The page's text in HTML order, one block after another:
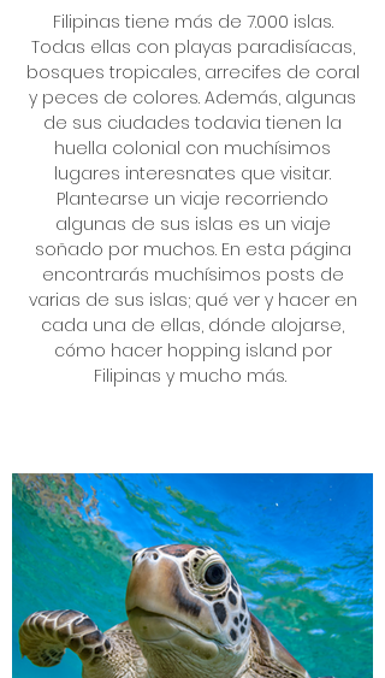
Filipinas tiene más de 7.000 islas.
Todas ellas con playas paradisíacas,
bosques tropicales, arrecifes de coral
y peces de colores. Además, algunas
de sus ciudades todavia tienen la
huella colonial con muchísimos
lugares interesnates que visitar.
Plantearse un viaje recorriendo
algunas de sus islas es un viaje
soñado por muchos. En esta página
encontrarás muchísimos posts de
varias de sus islas; qué ver y hacer en
cada una de ellas, dónde alojarse,
cómo hacer hopping island por
Filipinas y mucho más.